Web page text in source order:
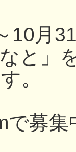
10月
なと
。
で募集